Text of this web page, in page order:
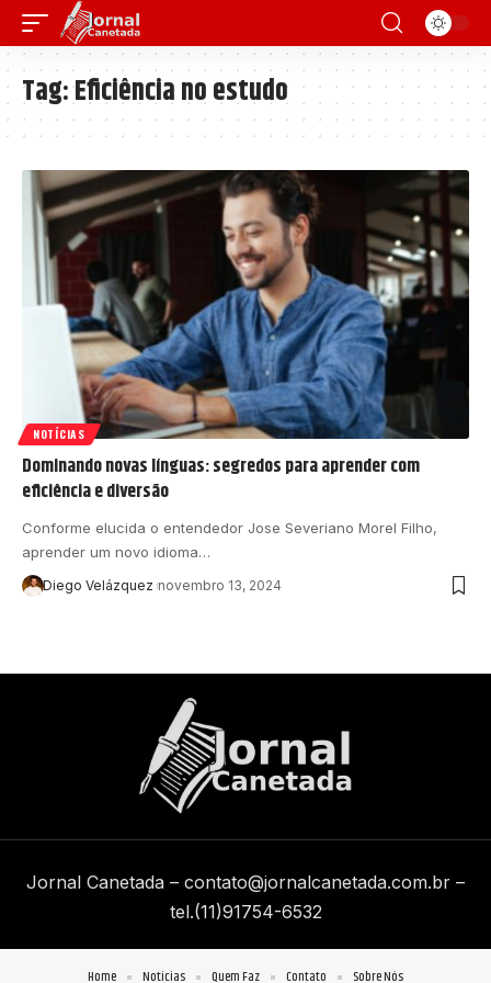
Tag:Eficiência no estudo
NOTÍCIAS
Dominando novas línguas: segredos para aprender com
eficiência e diversão
Conforme elucida o entendedor Jose Severiano Morel Filho,
aprender um novo idioma…
Diego Velázquez novembro 13, 2024
Jornal Canetada – contato@jornalcanetada.com.br –
tel.(11)91754-6532
Home Notícias Quem Faz Contato Sobre Nós